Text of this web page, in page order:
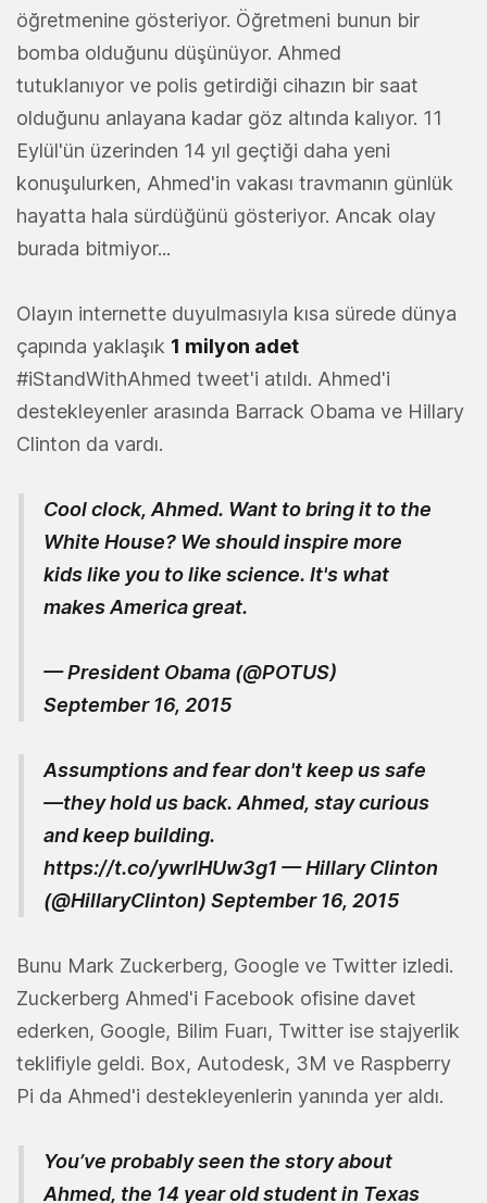
öğretmenine gösteriyor. Öğretmeni bunun bir
bomba olduğunu düşünüyor. Ahmed
tutuklanıyor ve polis getirdiği cihazın bir saat
olduğunu anlayana kadar göz altında kalıyor. 11
Eylül'ün üzerinden 14 yıl geçtiği daha yeni
konuşulurken, Ahmed'in vakası travmanın günlük
hayatta hala sürdüğünü gösteriyor. Ancak olay
burada bitmiyor...
Olayın internette duyulmasıyla kısa sürede dünya
çapında yaklaşık 1 milyon adet
#iStandWithAhmed tweet'i atıldı. Ahmed'i
destekleyenler arasında Barrack Obama ve Hillary
Clinton da vardı.
Cool clock, Ahmed. Want to bring it to the
White House? We should inspire more
kids like you to like science. It's what
makes America great.
— President Obama (@POTUS)
September 16, 2015
Assumptions and fear don't keep us safe
—they hold us back. Ahmed, stay curious
and keep building.
https://t.co/ywrlHUw3g1 — Hillary Clinton
(@HillaryClinton) September 16, 2015
Bunu Mark Zuckerberg, Google ve Twitter izledi.
Zuckerberg Ahmed'i Facebook ofisine davet
ederken, Google, Bilim Fuarı, Twitter ise stajyerlik
teklifiyle geldi. Box, Autodesk, 3M ve Raspberry
Pi da Ahmed'i destekleyenlerin yanında yer aldı.
You’ve probably seen the story about
Ahmed, the 14 year old student in Texas